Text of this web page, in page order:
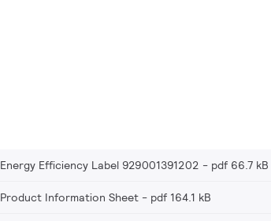
Energy Efficiency Label 929001391202 pdf 66.7 kB
Product Information Sheet pdf 164.1 kB